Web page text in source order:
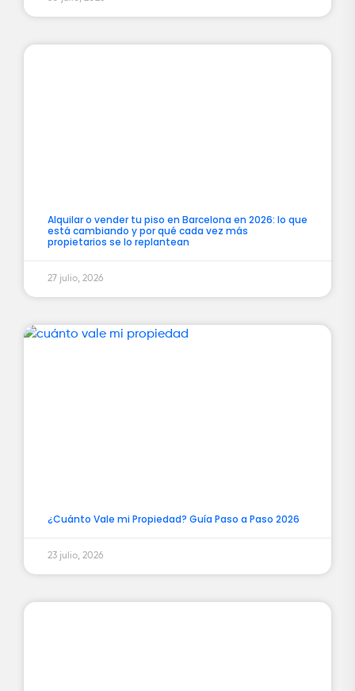
Alquilar o vender tu piso en Barcelona en 2026: lo que
está cambiando y por qué cada vez más
propietarios se lo replantean
27 julio, 2026
¿Cuánto Vale mi Propiedad? Guía Paso a Paso 2026
23 julio, 2026